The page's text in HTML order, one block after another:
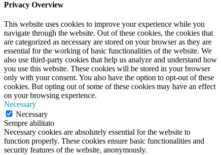
Privacy Overview
This website uses cookies to improve your experience while you
navigate through the website. Out of these cookies, the cookies that
are categorized as necessary are stored on your browser as they are
essential for the working of basic functionalities of the website. We
also use third-party cookies that help us analyze and understand how
you use this website. These cookies will be stored in your browser
only with your consent. You also have the option to opt-out of these
cookies. But opting out of some of these cookies may have an effect
on your browsing experience.
Necessary
Necessary
Sempre abilitato
Necessary cookies are absolutely essential for the website to
function properly. These cookies ensure basic functionalities and
security features of the website, anonymously.